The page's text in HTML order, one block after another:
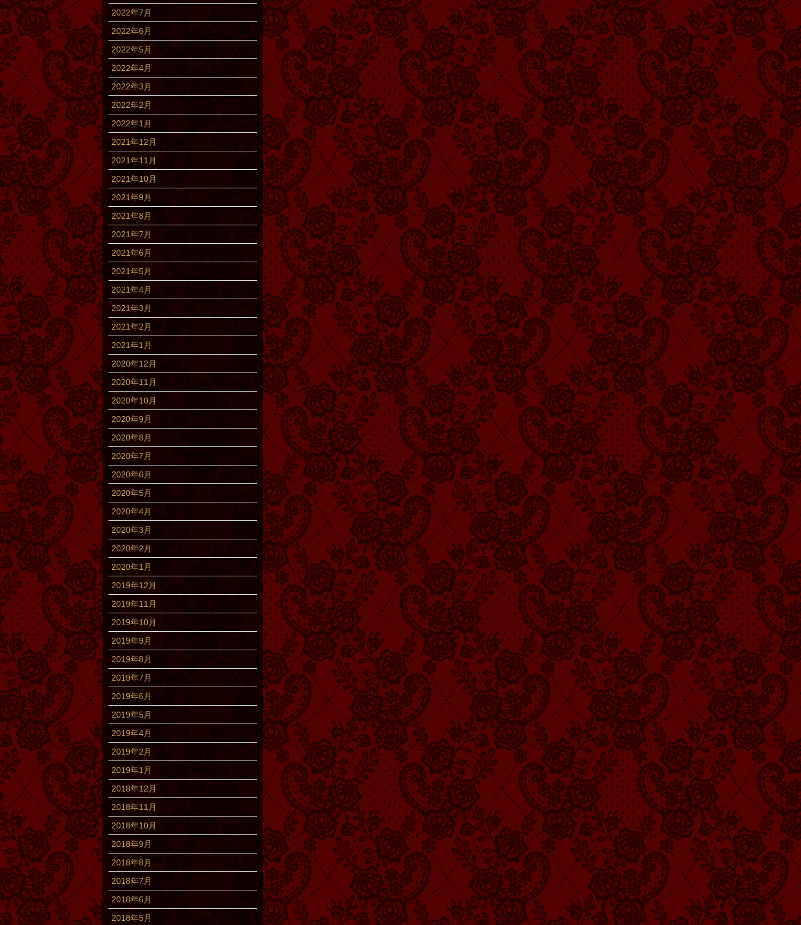
2022年7月
2022年6月
2022年5月
2022年4月
2022年3月
2022年2月
2022年1月
2021年12月
2021年11月
2021年10月
2021年9月
2021年8月
2021年7月
2021年6月
2021年5月
2021年4月
2021年3月
2021年2月
2021年1月
2020年12月
2020年11月
2020年10月
2020年9月
2020年8月
2020年7月
2020年6月
2020年5月
2020年4月
2020年3月
2020年2月
2020年1月
2019年12月
2019年11月
2019年10月
2019年9月
2019年8月
2019年7月
2019年6月
2019年5月
2019年4月
2019年2月
2019年1月
2018年12月
2018年11月
2018年10月
2018年9月
2018年8月
2018年7月
2018年6月
2018年5月